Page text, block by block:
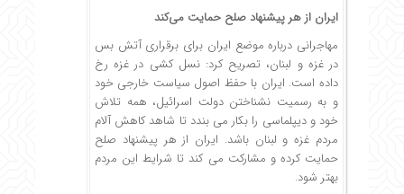
ایران از هر پیشنهاد صلح حمایت می‌کند
مهاجرانی درباره موضع ایران برای برقراری آتش بس
در غزه و لبنان، تصریح کرد: نسل کشی در غزه رخ
داده است. ایران با حفظ اصول سیاست خارجی خود
و به رسمیت نشناختن دولت اسرائیل، همه تلاش
خود و دیپلماسی را بکار می بندد تا شاهد کاهش آلام
مردم غزه و لبنان باشد. ایران از هر پیشنهاد صلح
حمایت کرده و مشارکت می کند تا شرایط این مردم
بهتر شود.